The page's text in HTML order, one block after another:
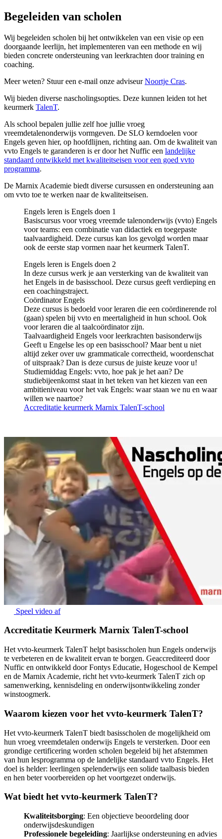
Begeleiden van scholen
Wij begeleiden scholen bij het ontwikkelen van een visie op een
doorgaande leerlijn, het implementeren van een methode en wij
bieden concrete ondersteuning van leerkrachten door training en
coaching.
Meer weten? Stuur een e-mail onze adviseurNoortje Cras.
Wij bieden diverse nascholingsopties. Deze kunnen leiden tot het
keurmerk TalenT.
Als school bepalen jullie zelf hoe jullie vroeg
vreemdetalenonderwijs vormgeven. De SLO kerndoelen voor
Engels geven hier, op hoofdlijnen, richting aan. Om de kwaliteit van
vvto Engels te garanderen is er door het Nuffic een landelijke
standaard ontwikkeld met kwaliteitseisen voor een goed vvto
programma.
De Marnix Academie biedt diverse cursussen en ondersteuning aan
om vvto toe te werken naar de kwaliteitseisen.
Engels leren is Engels doen 1
Basiscursus voor vroeg vreemde talenonderwijs (vvto) Engels
voor teams: een combinatie van didactiek en toegepaste
taalvaardigheid. Deze cursus kan los gevolgd worden maar
ook de eerste stap vormen naar het keurmerk TalenT.
Engels leren is Engels doen 2
In deze cursus werk je aan versterking van de kwaliteit van
het Engels in de basisschool. Deze cursus geeft verdieping en
een coachingstraject.
Coördinator Engels
Deze cursus is bedoeld voor leraren die een coördinerende rol
(gaan) spelen bij vvto en meertaligheid in hun school. Ook
voor leraren die al taalcoördinator zijn.
Taalvaardigheid Engels voor leerkrachten basisonderwijs
Geeft u Engelse les op een basisschool? Maar bent u niet
altijd zeker over uw grammaticale correctheid, woordenschat
of uitspraak? Dan is deze cursus de juiste keuze voor u!
Studiemiddag Engels: vvto, hoe pak je het aan? De
studiebijeenkomst staat in het teken van het kiezen van een
ambitieniveau voor het vak Engels: waar staan we nu en waar
willen we naartoe?
Accreditatie keurmerk Marnix TalenT-school
Speel video af
Accreditatie Keurmerk Marnix TalenT-school
Het vvto-keurmerk TalenT helpt basisscholen hun Engels onderwijs
te verbeteren en de kwaliteit ervan te borgen. Geaccrediteerd door
Nuffic en ontwikkeld door Fontys Educatie, Hogeschool de Kempel
en de Marnix Academie, richt het vvto-keurmerk TalenT zich op
samenwerking, kennisdeling en onderwijsontwikkeling zonder
winstoogmerk.
Waarom kiezen voor het vvto-keurmerk TalenT?
Het vvto-keurmerk TalenT biedt basisscholen de mogelijkheid om
hun vroeg vreemdetalen onderwijs Engels te versterken. Door een
grondige certificering worden scholen begeleid bij het afstemmen
van hun lesprogramma op de landelijke standaard vvto Engels. Het
doel is helder: leerlingen spelenderwijs een solide taalbasis bieden
en hen beter voorbereiden op het voortgezet onderwijs.
Wat biedt het vvto-keurmerk TalenT?
Kwaliteitsborging: Een objectieve beoordeling door
onderwijsdeskundigen
Professionele begeleiding: Jaarlijkse ondersteuning en advies